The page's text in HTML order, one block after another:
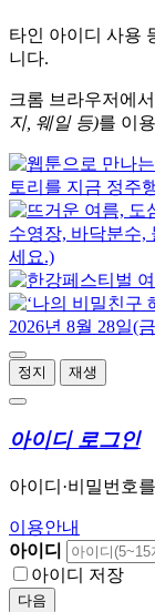
타인 아이디 사용
니다.
크롬 브라우저에서
지, 웨일 등)를 이
정지 재생
아이디 로그인
아이디·비밀번호
이용안내
아이디
아이디 저장
다음